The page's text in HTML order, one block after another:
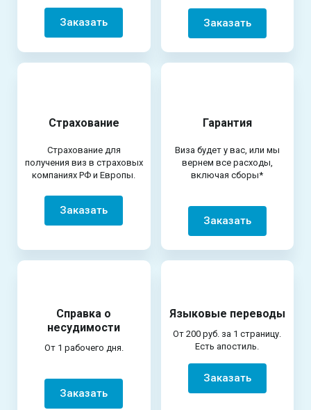
Заказать Заказать
Страхование
Страхование для
получения виз в страховых
компаниях РФ и Европы.
Заказать
Гарантия
Виза будет у вас, или мы
вернем все расходы,
включая сборы*
Заказать
Справка о
несудимости
От 1 рабочего дня.
Заказать
Языковые переводы
От 200 руб. за 1 страницу.
Есть апостиль.
Заказать